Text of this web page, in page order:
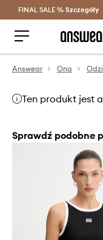
FINAL SALE % Szczegóły
Answear Ona
Ten produkt jest
Sprawdź podobne